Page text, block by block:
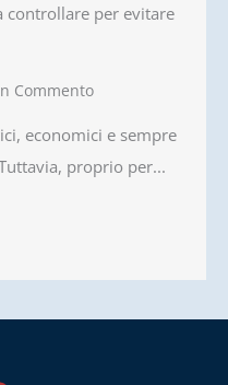
controllare per evitare
Commento
economici e sempre
proprio per...